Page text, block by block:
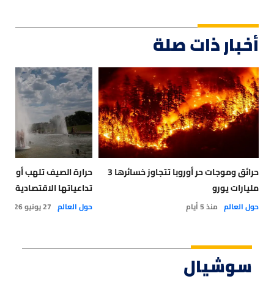
أخبار ذات صلة
حرائق وموجات حر أوروبا تتجاوز خسائرها 3
مليارات يورو
حول العالم منذ 5 أيام
حرارة الصيف تلهب
تداعياتها الاقتصادية؟
حول العالم 27 يونيو 2026
سوشيال